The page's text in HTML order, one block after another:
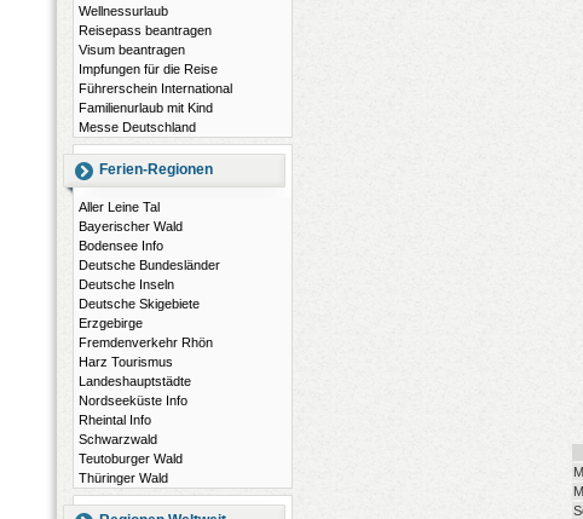
Wellnessurlaub
Reisepass beantragen
Visum beantragen
Impfungen für die Reise
Führerschein International
Familienurlaub mit Kind
Messe Deutschland
Ferien-Regionen
Aller Leine Tal
Bayerischer Wald
Bodensee Info
Deutsche Bundesländer
Deutsche Inseln
Deutsche Skigebiete
Erzgebirge
Fremdenverkehr Rhön
Harz Tourismus
Landeshauptstädte
Nordseeküste Info
Rheintal Info
Schwarzwald
Teutoburger Wald
Thüringer Wald